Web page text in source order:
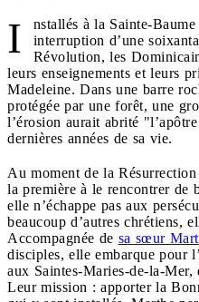
I
nstallés à la Sainte-
interruption d’une
Révolution, les
leurs enseignements et leurs
Madeleine. Dans une barre
protégée par une forêt, une
l’érosion aurait abrité
dernières années de sa vie.
Au moment de la
la première à le rencontrer de
elle n’échappe pas aux
beaucoup d’autres chrétiens,
Accompagnée de sa sœur
disciples, elle embarque pour
aux Saintes-Maries-de-la-Mer,
Leur mission : apporter la